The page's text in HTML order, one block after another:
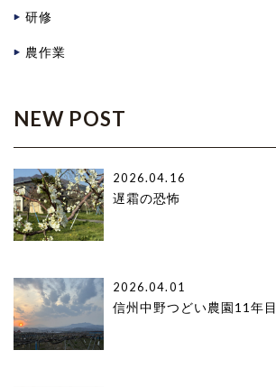
研修
農作業
NEW POST
2026.04.16
遅霜の恐怖
2026.04.01
信州中野つどい農園11年目